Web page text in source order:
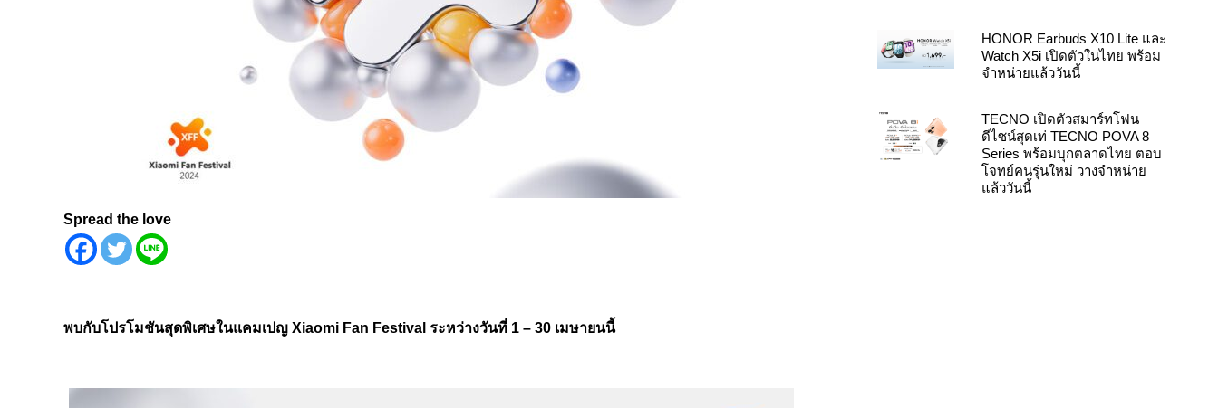
Spread the love
พบกับโปรโมชันสุดพิเศษในแคมเปญXiaomi Fan Festivalระหว่างวันที่ 1 – 30 เมษายนนี้
HONOR Earbuds X10 Lite และ
Watch X5i เปิดตัวในไทย พร้อม
จำหน่ายแล้ววันนี้
TECNO เปิดตัวสมาร์ทโฟน
ดีไซน์สุดเท่ TECNO POVA 8
Series พร้อมบุกตลาดไทย ตอบ
โจทย์คนรุ่นใหม่ วางจำหน่าย
แล้ววันนี้